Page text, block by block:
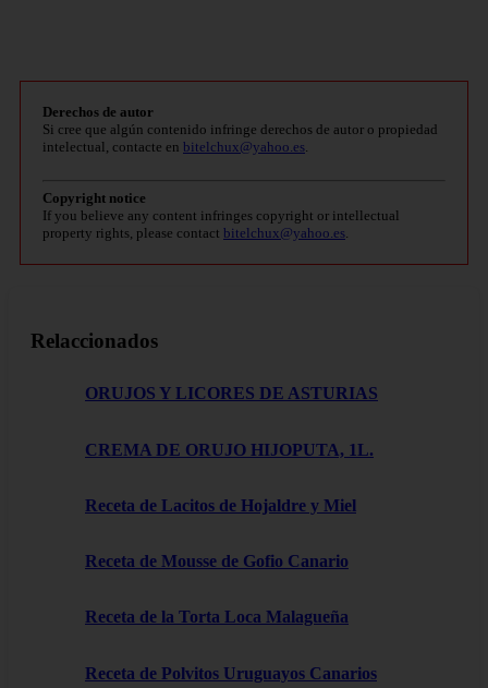
Derechos de autor
Si cree que algún contenido infringe derechos de autor o propiedad
intelectual, contacte en bitelchux@yahoo.es
Copyright notice
If you believe any content infringes copyright or intellectual
property rights, please contact bitelchux@yahoo.es
Relaccionados
ORUJOS Y LICORES DE ASTURIAS
CREMA DE ORUJO HIJOPUTA, 1L.
Receta de Lacitos de Hojaldre y Miel
Receta de Mousse de Gofio Canario
Receta de la Torta Loca Malagueña
Receta de Polvitos Uruguayos Canarios